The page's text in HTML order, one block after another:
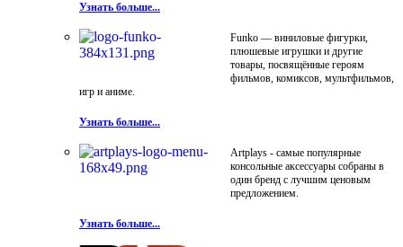
Узнать больше...
Funko — виниловые фигурки,
плюшевые игрушки и другие
товары, посвящённые героям
фильмов, комиксов, мультфильмов,
игр и аниме.
Узнать больше...
Artplays - самые популярные
консольные аксессуары собраны в
один бренд с лучшим ценовым
предложением.
Узнать больше...